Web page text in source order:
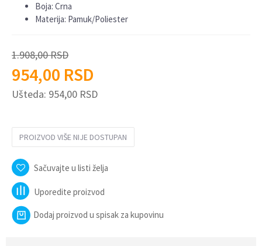
Boja: Crna
Materija: Pamuk/Poliester
1.908,00RSD
954,00 RSD
Ušteda: 954,00 RSD
PROIZVOD VIŠE NIJE DOSTUPAN
Sačuvajte u listi želja
Uporedite proizvod
Dodaj proizvod u spisak za kupovinu